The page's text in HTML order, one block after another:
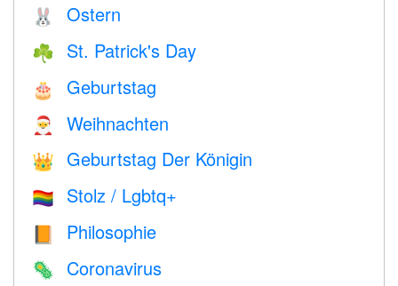
🐰 Ostern
☘️ St. Patrick's Day
🎂 Geburtstag
🎅 Weihnachten
👑 Geburtstag Der Königin
🏳️‍🌈 Stolz / Lgbtq+
📙 Philosophie
🦠 Coronavirus